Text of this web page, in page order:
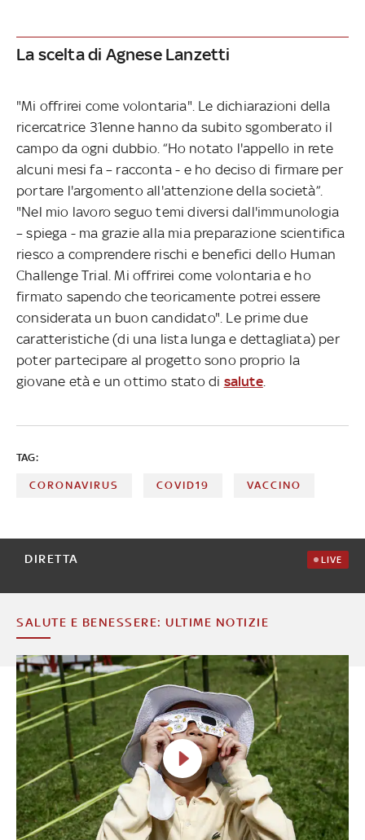
La scelta di Agnese Lanzetti
"Mi offrirei come volontaria". Le dichiarazioni della
ricercatrice 31enne hanno da subito sgomberato il
campo da ogni dubbio. “Ho notato l'appello in rete
alcuni mesi fa – racconta - e ho deciso di firmare per
portare l'argomento all'attenzione della società”.
"Nel mio lavoro seguo temi diversi dall'immunologia
– spiega - ma grazie alla mia preparazione scientifica
riesco a comprendere rischi e benefici dello Human
Challenge Trial. Mi offrirei come volontaria e ho
firmato sapendo che teoricamente potrei essere
considerata un buon candidato". Le prime due
caratteristiche (di una lista lunga e dettagliata) per
poter partecipare al progetto sono proprio la
giovane età e un ottimo stato di salute.
TAG:
CORONAVIRUS COVID19 VACCINO
DIRETTA LIVE
SALUTE E BENESSERE: ULTIME NOTIZIE